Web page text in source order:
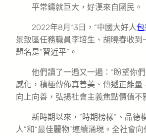
平常鑄就巨大，好漢來自國民。
2022年8月13日，“中國大好人包
景致區任務職員李培生、胡曉春收到
題名是“習近平”。
他們讀了一遍又一遍：“盼望你
感化，積極傳佈真善美、傳遞正能量
向上向善，弘揚社會主義焦點價值不
新時期以來，“時期榜樣”、品德
人”和“最佳麗物”連續涌現。全社會